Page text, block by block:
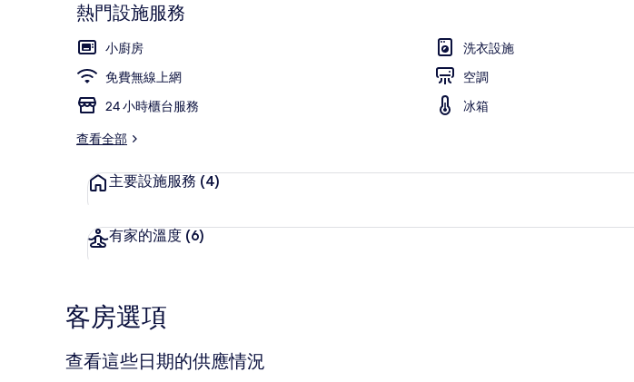
10，
深
受
旅
客
喜
愛
熱門設施服務
小廚房
洗衣設施
免費無線上網
空調
24 小時櫃台服務
冰箱
查看全部
主要設施服務 (4)
有家的溫度 (6)
客房選項
查看這些日期的供應情況